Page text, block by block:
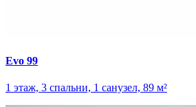
Evo 99
1 этаж, 3 спальни, 1 санузел, 89 м²